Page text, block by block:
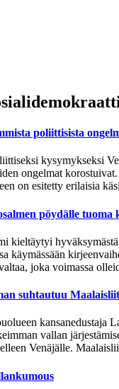
poliittisista
kysymykseksi
ongelmat
on esitetty erilaisia
pöydälle
kieltäytyi
käymässään
joka voimassa
suhtautuu
vallan
Venäjälle.